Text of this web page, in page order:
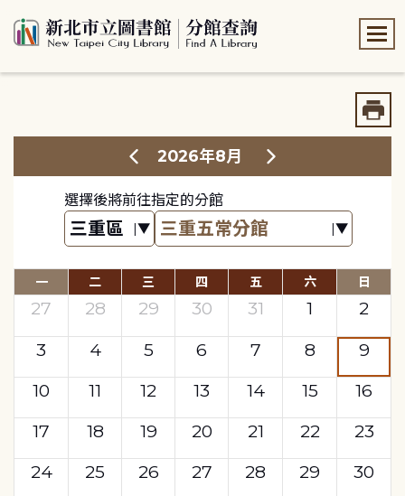
2026年8月
選擇後將前往指定的分館
一 二 三 四 五 六 日
27 28 29 30 31 1
2
3
4 5 6 7 8
9
10
11 12 13 14 15
16
17
18 19 20 21 22
23
24
25 26 27 28 29
30